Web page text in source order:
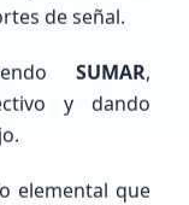
Delgado
de señal.
SUMAR,
y dando
elemental que